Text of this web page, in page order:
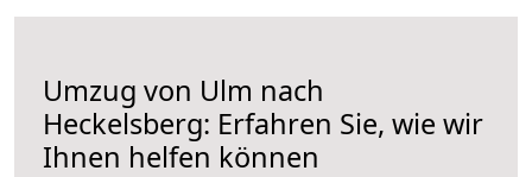
Umzug von Ulm nach
Heckelsberg: Erfahren Sie, wie wir
Ihnen helfen können